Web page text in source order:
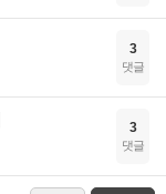
3
댓글
3
댓글